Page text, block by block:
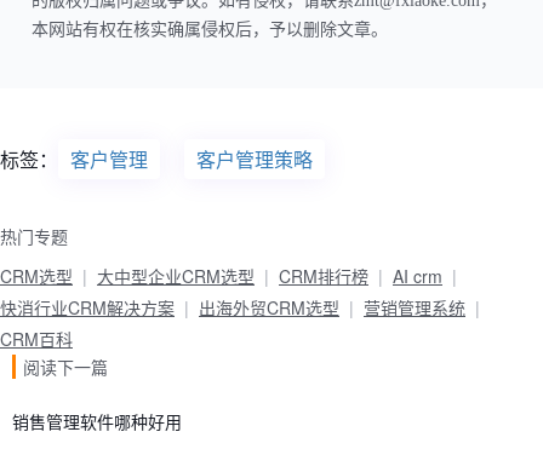
本网站有权在核实确属侵权后，予以删除文章。
标签： 客户管理 客户管理策略
热门专题
CRM选型
大中型企业CRM选型 CRM排行榜
AI crm
快消行业CRM解决方案
出海外贸CRM选型
营销管理系统
CRM百科
阅读下一篇
销售管理软件哪种好用